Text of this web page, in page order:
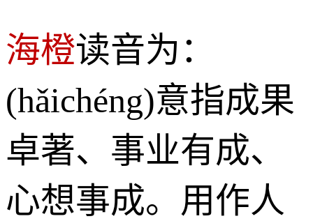
海橙读音为：
(hǎichéng)意指成果
卓著、事业有成、
心想事成。用作人